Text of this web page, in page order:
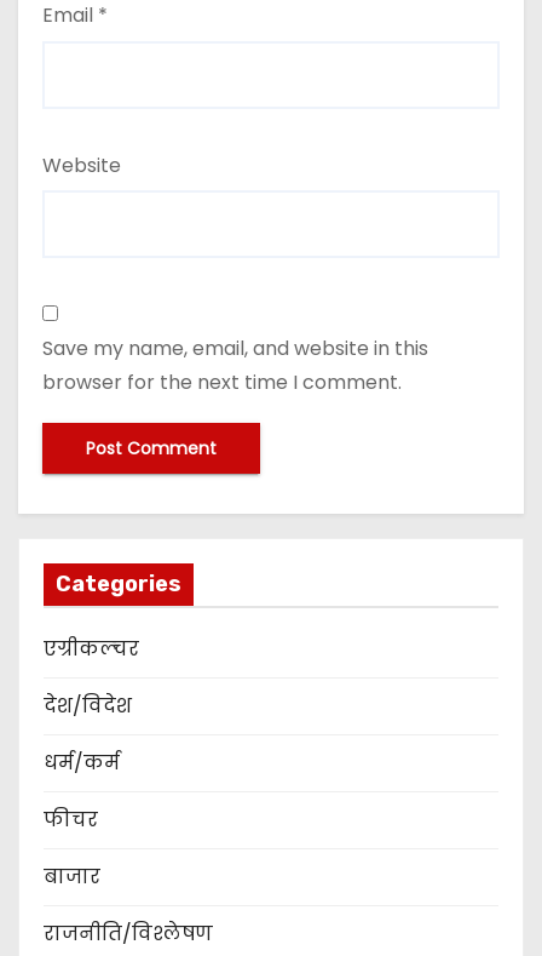
Email *
Website
Save my name, email, and website in this
browser for the next time I comment.
Categories
एग्रीकल्चर
देश/विदेश
धर्म/कर्म
फीचर
बाजार
राजनीति/विश्लेषण